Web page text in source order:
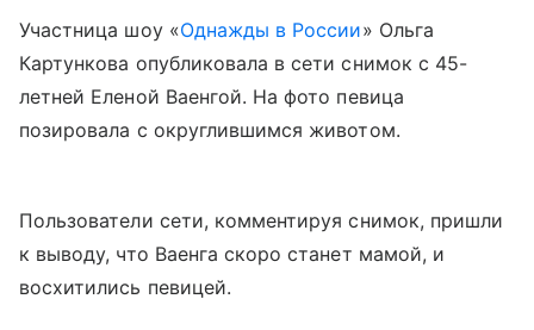
Участница шоу «Однажды в России» Ольга
Картункова опубликовала в сети снимок с 45-
летней Еленой Ваенгой. На фото певица
позировала с округлившимся животом.
Пользователи сети, комментируя снимок, пришли
к выводу, что Ваенга скоро станет мамой, и
восхитились певицей.